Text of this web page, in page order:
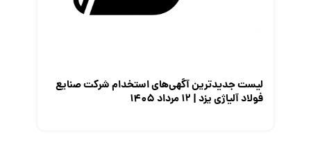
لیست جدیدترین آگهی‌های استخدام شرکت صنایع
فولاد آلیاژی یزد | ۱۲ مرداد ۱۴۰۵